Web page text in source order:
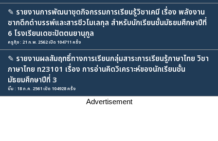
✎ รายงานการพัฒนาชุดกิจกรรมการเรียนรู้วิชาเคมี เรื่อง พลังงาน
ซากดึกดำบรรพ์และสารชีวโมเลกุล สำหรับนักเรียนชั้นมัธยมศึกษาปีที่
6 โรงเรียนเดชะปัตตนยานุกูล
ครูกุ้ง : 21 ก.พ. 2562 เปิด 104711 ครั้ง
✎ รายงานผลสัมฤทธิ์ทางการเรียนกลุ่มสาระการเรียนรู้ภาษาไทย วิชา
ภาษาไทย ท23101 เรื่อง การอ่านคิดวิเคราะห์ของนักเรียนชั้น
มัธยมศึกษาปีที่ 3
บิ๋ม : 18 ก.ค. 2561 เปิด 104928 ครั้ง
Advertisement